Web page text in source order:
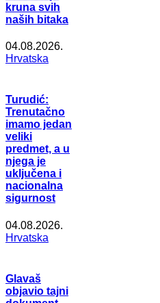
kruna svih
naših bitaka
04.08.2026.
Hrvatska
Turudić:
Trenutačno
imamo jedan
veliki
predmet, a u
njega je
uključena i
nacionalna
sigurnost
04.08.2026.
Hrvatska
Glavaš
objavio tajni